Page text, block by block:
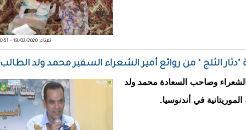
ثلاثاء, 18/02/2020 - 20:51
الثلج " من روائع أمير الشعراء السفير محمد ولد الطالب
وصاحب السعادة محمد ولد
في أندنوسيا.